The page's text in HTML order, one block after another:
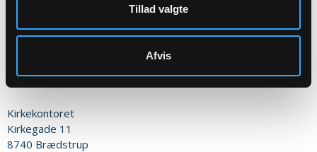
Tillad valgte
Afvis
Eller til:
Kirkekontoret
Kirkegade 11
8740 Brædstrup